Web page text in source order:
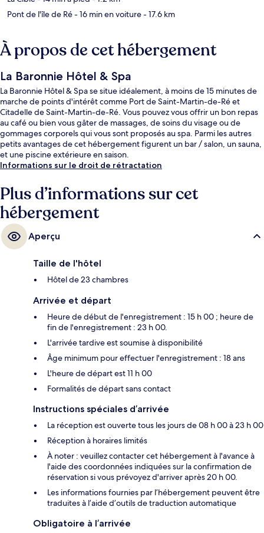
Pont de l'île de Ré- 16 min en voiture- 17.6 km
À propos de cet hébergement
La Baronnie Hôtel & Spa
La Baronnie Hôtel & Spa se situe idéalement, à moins de 15 minutes de
marche de points d'intérêt comme Port de Saint-Martin-de-Ré et
Citadelle de Saint-Martin-de-Ré. Vous pouvez vous offrir un bon repas
au café ou bien vous gâter de massages, de soins du visage ou de
gommages corporels qui vous sont proposés au spa. Parmi les autres
petits avantages de cet hébergement figurent un bar / salon, un sauna,
et une piscine extérieure en saison.
Informations sur le droit de rétractation
Plus d’informations sur cet
hébergement
Aperçu
Taille de l'hôtel
Hôtel de 23 chambres
Arrivée et départ
Heure de début de l'enregistrement : 15 h 00 ; heure de
fin de l'enregistrement : 23 h 00.
L'arrivée tardive est soumise à disponibilité
Âge minimum pour effectuer l'enregistrement : 18 ans
L'heure de départ est 11 h 00
Formalités de départ sans contact
Instructions spéciales d’arrivée
La réception est ouverte tous les jours de 08 h 00 à 23 h 00
Réception à horaires limités
À noter : veuillez contacter cet hébergement à l'avance à
l'aide des coordonnées indiquées sur la confirmation de
réservation si vous prévoyez d'arriver après 20 h 00.
Les informations fournies par l’hébergement peuvent être
traduites à l’aide d’outils de traduction automatique
Obligatoire à l’arrivée